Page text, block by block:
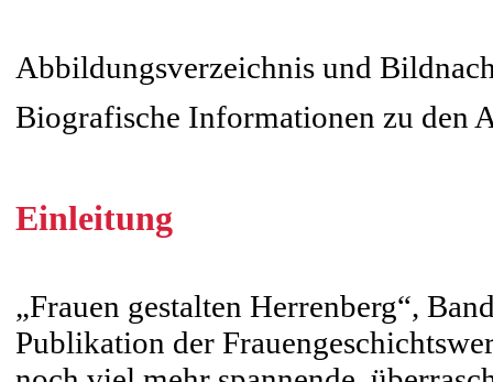
Abbildungsverzeichnis und
Biografische Informationen zu den
Einleitung
„Frauen gestalten Herrenberg“,
Publikation der